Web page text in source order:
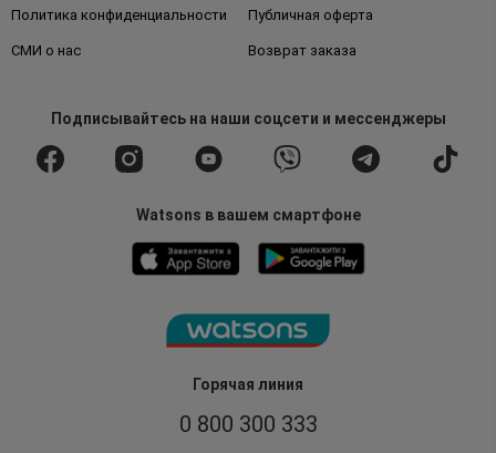
Горячая линия
0 800 300 333
Политика конфиденциальности Публичная оферта
СМИ о нас Возврат заказа
Подписывайтесьна наши соцсети и мессенджеры
Watsons в вашем смартфоне